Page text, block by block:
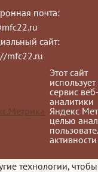
почта:
сайт:
mfc22.ru
Этот сайт
использует
сервис
аналитики
Яндекс
целью
активности
технологии, чтобы